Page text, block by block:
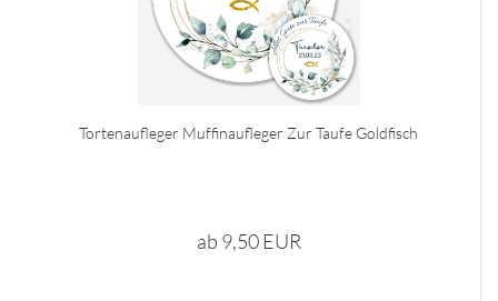
Tortenaufleger Muffinaufleger Zur Taufe Goldfisch
ab 9,50 EUR